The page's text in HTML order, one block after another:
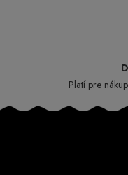
Platí pre